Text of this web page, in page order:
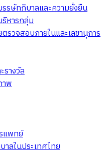
รษัทภิบาลและความยั่งยืน
หารกลุ่ม
รวจสอบภายในและเลขานุการ
างวัล
าพ
แพทย์
ลในประเทศไทย